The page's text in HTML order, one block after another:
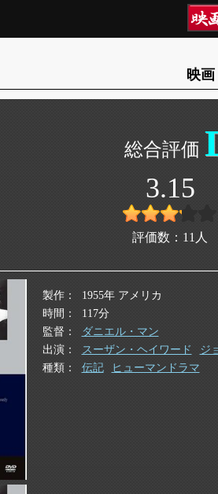
映
3.15
評価数： 11 人
製作
1955年 アメリカ
時間
117分
監督
ダニエル・マン
出演
スーザン・ヘイワード ジ
種類
伝記 ヒューマンドラマ